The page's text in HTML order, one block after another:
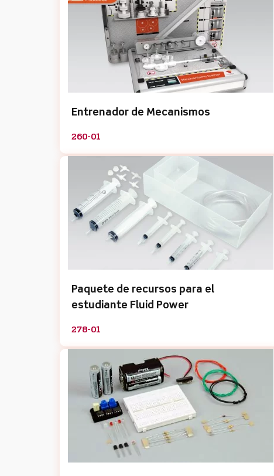
Entrenador de Mecanismos
260-01
Paquete de recursos para el
estudiante Fluid Power
278-01